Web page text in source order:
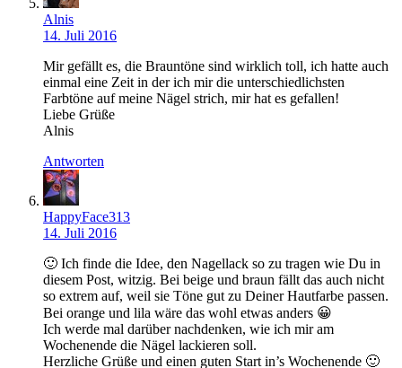
Alnis
14. Juli 2016
Mir gefällt es, die Brauntöne sind wirklich toll, ich hatte auch
einmal eine Zeit in der ich mir die unterschiedlichsten
Farbtöne auf meine Nägel strich, mir hat es gefallen!
Liebe Grüße
Alnis
Antworten
HappyFace313
14. Juli 2016
🙂 Ich finde die Idee, den Nagellack so zu tragen wie Du in
diesem Post, witzig. Bei beige und braun fällt das auch nicht
so extrem auf, weil sie Töne gut zu Deiner Hautfarbe passen.
Bei orange und lila wäre das wohl etwas anders 😀
Ich werde mal darüber nachdenken, wie ich mir am
Wochenende die Nägel lackieren soll.
Herzliche Grüße und einen guten Start in’s Wochenende 🙂